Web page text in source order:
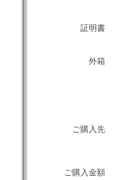
証明書
外箱
ご購入先
ご購入金額